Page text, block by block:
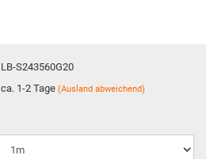
LB-S243560G20
ca. 1-2 Tage(Ausland abweichend)